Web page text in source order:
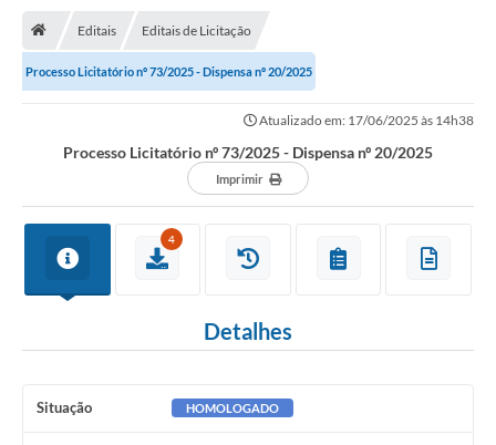
Defesa Civil
AQUI TEM SEBRAE
DOCUMENTOS
Cultura
Editais Editais de Licitação
Processo Licitatório nº 73/2025 - Dispensa nº 20/2025
Atualizado em: 17/06/2025 às 14h38
Processo Licitatório nº 73/2025 - Dispensa nº 20/2025
Imprimir
4
Detalhes
Situação HOMOLOGADO